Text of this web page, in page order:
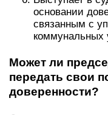
основании
связанным с
коммунальных
Может ли
передать свои
доверенности?